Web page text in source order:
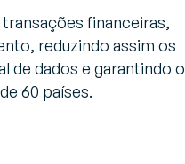
financeiras,
reduzindo assim os
de dados e garantindo o
60 países.